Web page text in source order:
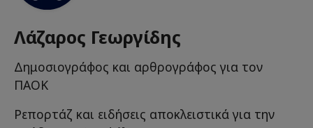
Λάζαρος Γεωργίδης
Δημοσιογράφος και αρθρογράφος για τον
ΠΑΟΚ
Ρεπορτάζ και ειδήσεις αποκλειστικά για την